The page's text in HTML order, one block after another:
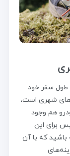
طول سفر خود
شهری است،
هم وجود
برای این
که با آن